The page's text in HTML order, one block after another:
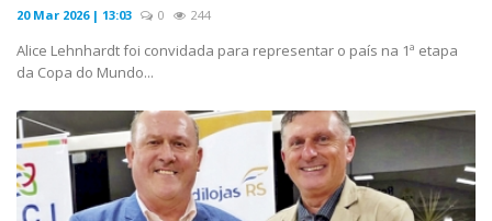
20 Mar 2026 | 13:03 0 244
Alice Lehnhardt foi convidada para representar o país na 1ª etapa
da Copa do Mundo...